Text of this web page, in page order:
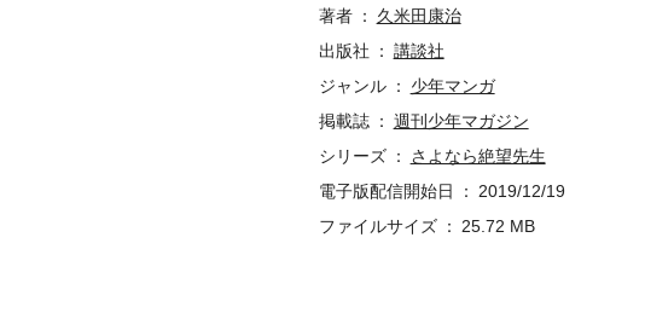
著者
久米田康治
出版社
講談社
ジャンル
少年マンガ
掲載誌
週刊少年マガジン
シリーズ
さよなら絶望先生
電子版配信開始日
2019/12/19
ファイルサイズ
25.72 MB